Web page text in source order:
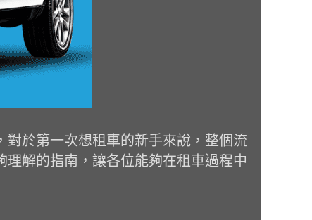
於第一次想租車的新手來說，整個流
解的指南，讓各位能夠在租車過程中